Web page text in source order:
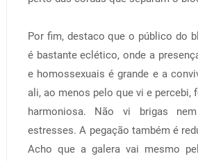
Por fim, destaco que o público do
é bastante eclético, onde a
e homossexuais é grande e a
ali, ao menos pelo que vi e percebi,
harmoniosa. Não vi brigas
estresses. A pegação também é
Acho que a galera vai mesmo